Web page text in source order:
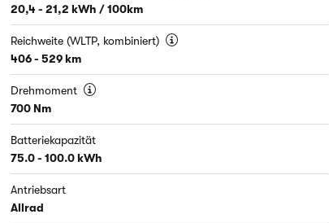
20,4 - 21,2 kWh / 100km
Reichweite (WLTP, kombiniert)
406 - 529 km
Drehmoment
700 Nm
Batteriekapazität
75.0 - 100.0 kWh
Antriebsart
Allrad